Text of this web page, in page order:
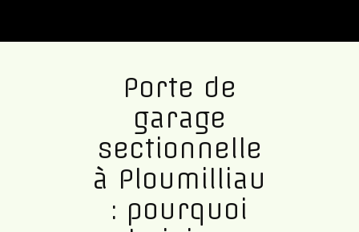
Porte de
garage
sectionnelle
à Ploumilliau
: pourquoi